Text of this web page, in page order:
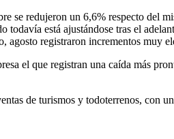
se redujeron un 6,6% respecto del
todavía está ajustándose tras el
registraron incrementos muy
el que registran una caída más
de turismos y todoterrenos, con